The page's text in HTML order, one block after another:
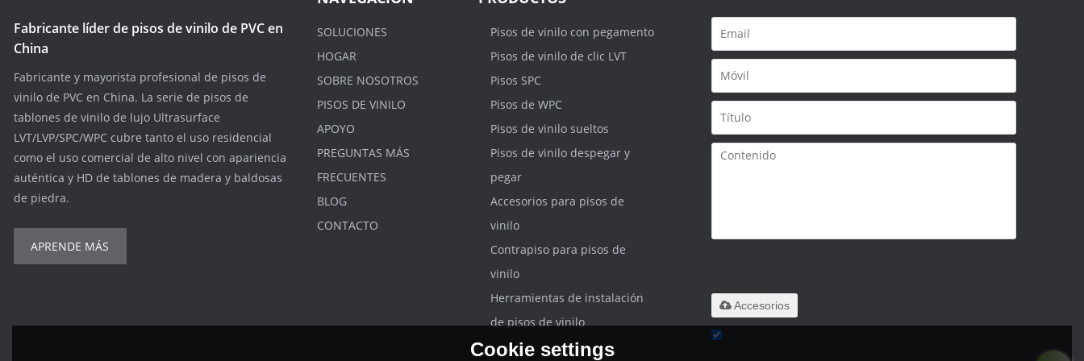
Fabricante líder de pisos de vinilo de PVC en
China
Fabricante y mayorista profesional de pisos de
vinilo de PVC en China. La serie de pisos de
tablones de vinilo de lujo Ultrasurface
LVT/LVP/SPC/WPC cubre tanto el uso residencial
como el uso comercial de alto nivel con apariencia
auténtica y HD de tablones de madera y baldosas
de piedra.
APRENDE MÁS
SOLUCIONES
HOGAR
SOBRE NOSOTROS
PISOS DE VINILO
APOYO
PREGUNTAS MÁS
FRECUENTES
BLOG
CONTACTO
Pisos de vinilo con pegamento
Pisos de vinilo de clic LVT
Pisos SPC
Pisos de WPC
Pisos de vinilo sueltos
Pisos de vinilo despegar y
pegar
Accesorios para pisos de
vinilo
Contrapiso para pisos de
vinilo
Herramientas de instalación
de pisos de vinilo
Accesorios
Cookie settings